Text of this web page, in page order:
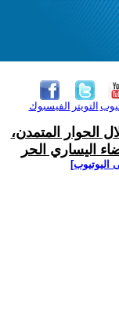
الفيسبوك التويتر
الحوار المتمدن،
اليساري الحر
اليوتيوب]